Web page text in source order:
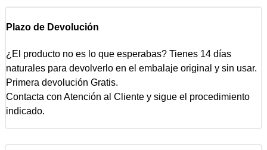
Plazo de Devolución
¿El producto no es lo que esperabas? Tienes 14 días
naturales para devolverlo en el embalaje original y sin usar.
Primera devolución Gratis.
Contacta con Atención al Cliente y sigue el procedimiento
indicado.